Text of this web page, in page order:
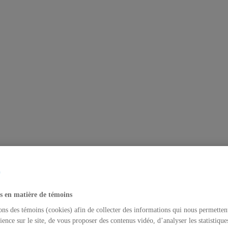
en matière de témoins
des témoins (cookies) afin de collecter des informations qui nous
sur le site, de vous proposer des contenus vidéo, d’analyser les